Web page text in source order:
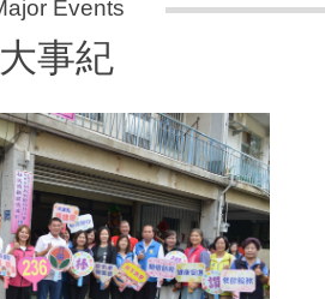
大事紀